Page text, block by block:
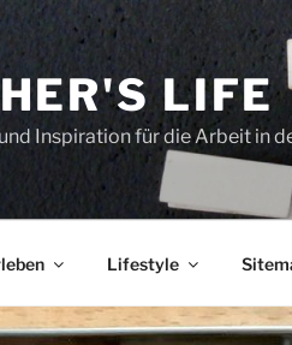
LIFE
Inspiration für die Arbeit in
Lifestyle